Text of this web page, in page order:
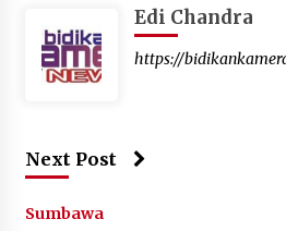
Edi Chandra
https://
Next Post
Sumbawa